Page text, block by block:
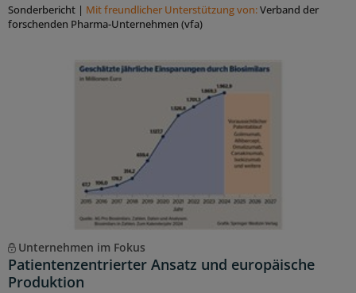
Sonderbericht | Mit freundlicher Unterstützung von:Verband der
forschenden Pharma-Unternehmen (vfa)
Unternehmen im Fokus
Patientenzentrierter Ansatz und europäische
Produktion